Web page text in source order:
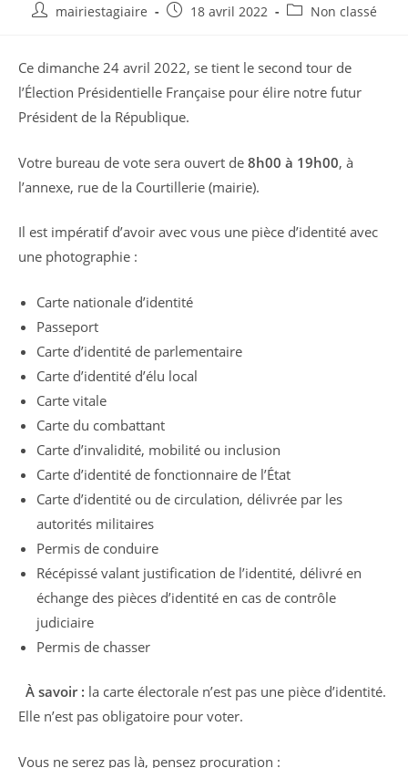
Auteur/autrice
publication :
mairiestagiaire
Publication
18 avril 2022
Post Non classé
Ce dimanche 24 avril 2022, se tient le second tour de
l’Élection Présidentielle Française pour élire notre futur
Président de la République.
Votre bureau de vote sera ouvert de 8h00 à 19h00, à
l’annexe, rue de la Courtillerie (mairie).
Il est impératif d’avoir avec vous une pièce d’identité avec
une photographie :
Carte nationale d’identité
Passeport
Carte d’identité de parlementaire
Carte d’identité d’élu local
Carte vitale
Carte du combattant
Carte d’invalidité, mobilité ou inclusion
Carte d’identité de fonctionnaire de l’État
Carte d’identité ou de circulation, délivrée par les
autorités militaires
Permis de conduire
Récépissé valant justification de l’identité, délivré en
échange des pièces d’identité en cas de contrôle
judiciaire
Permis de chasser
À savoir : la carte électorale n’est pas une pièce d’identité.
Elle n’est pas obligatoire pour voter.
Vous ne serez pas là, pensez procuration :